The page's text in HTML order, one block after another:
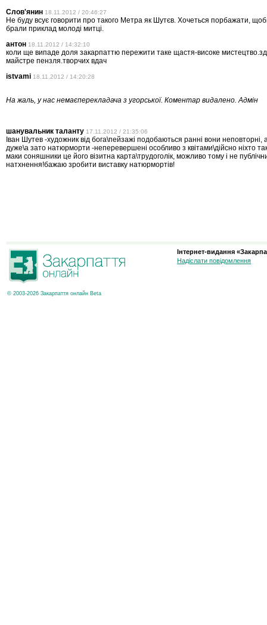
Слов'янин 18.11.2012 / 20:46:27
Не буду всує говорити про такого Метра як Шутєв. Хочеться порбажати,
брали приклад молоді митці.
антон 18.11.2012 / 14:32:10
коли ще випаде доля закарпаттю пережити таке щастя-високе
майстре пензля.творчих вдач
istvami 18.11.2012 / 14:20:28
На жаль, у нас немаєперекладача з угорської. Коментар видалено. Адмін
шанувальник таланту 17.11.2012 / 21:35:06
Іван Шутев -художник від бога\пейзажі подобаються ранні вони неповторні,
дуже\а зато натюрморти -неперевершені особливо з квітами\дійсно ніхто
маки соняшники це його візитна карта\трудоголік, можливо тому і не
натхнення!бажаю зробити виставку натюрмортів!
© 2003-2026 Закарпаття онлайн Beta
Інтернет-видання
Надіслати повідомлення